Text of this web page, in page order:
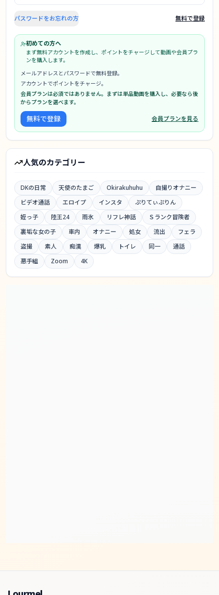
パスワードをお忘れの方 無料で登録
初めての方へ
まず無料アカウントを作成し、ポイントをチャージして動画や会員プラ
ンを購入します。
メールアドレスとパスワードで無料登録。
アカウントでポイントをチャージ。
会員プランは必須ではありません。まずは単品動画を購入し、必要なら後
からプランを選べます。
無料で登録 会員プランを見る
人気のカテゴリー
DKの日常 天使のたまご Okirakuhuhu
自撮りオナニー
ビデオ通話
エロイプ インスタ
ぷりてぃぷりん
姪っ子
陸王24 雨氷 リフレ神話
Ｓランク冒険者
裏垢な女の子
車内 オナニー 処女 流出
フェラ
盗撮
素人 痴漢 爆乳 トイレ 同一
通話
悪手組
Zoom 4K